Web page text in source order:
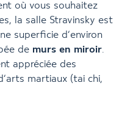
où vous souhaitez
la salle Stravinsky est
superficie d’environ
de murs en miroir.
appréciée des
martiaux (tai chi,